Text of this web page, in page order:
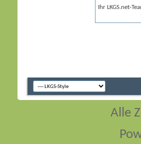
Ihr LKGS.net-
Alle